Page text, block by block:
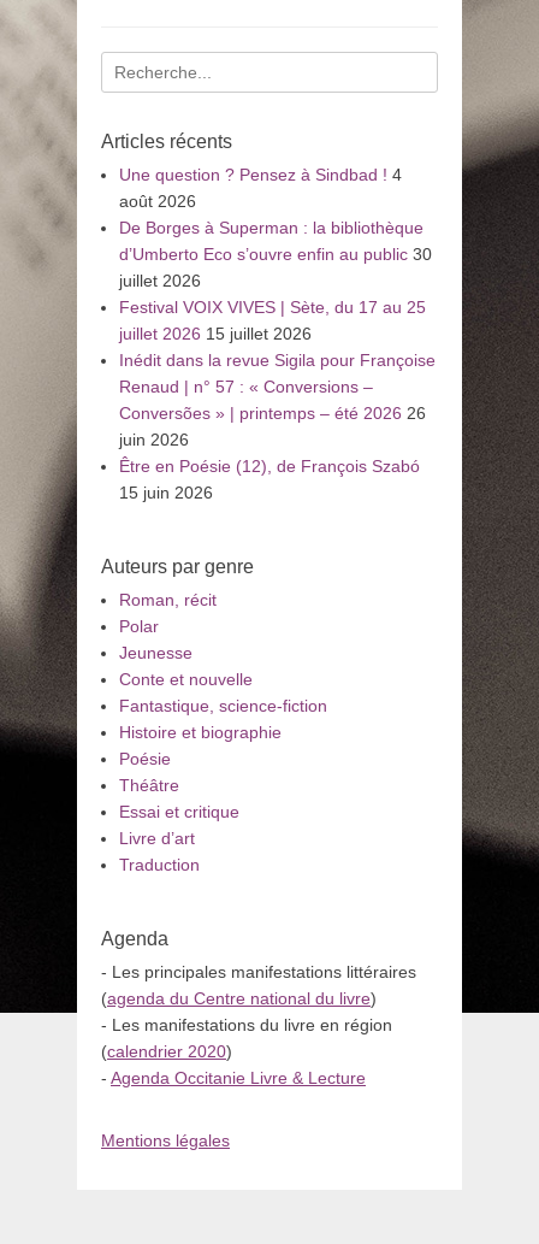
Recherche
pour
Articles récents
Une question ? Pensez à Sindbad ! 4
août 2026
De Borges à Superman : la bibliothèque
d’Umberto Eco s’ouvre enfin au public 30
juillet 2026
Festival VOIX VIVES | Sète, du 17 au 25
juillet 2026 15 juillet 2026
Inédit dans la revue Sigila pour Françoise
Renaud | n° 57 : « Conversions –
Conversões » | printemps – été 2026 26
juin 2026
Être en Poésie (12), de François Szabó
15 juin 2026
Auteurs par genre
Roman, récit
Polar
Jeunesse
Conte et nouvelle
Fantastique, science-fiction
Histoire et biographie
Poésie
Théâtre
Essai et critique
Livre d’art
Traduction
Agenda
- Les principales manifestations littéraires
(agenda du Centre national du livre)
- Les manifestations du livre en région
(calendrier 2020)
- Agenda Occitanie Livre & Lecture
Mentions légales